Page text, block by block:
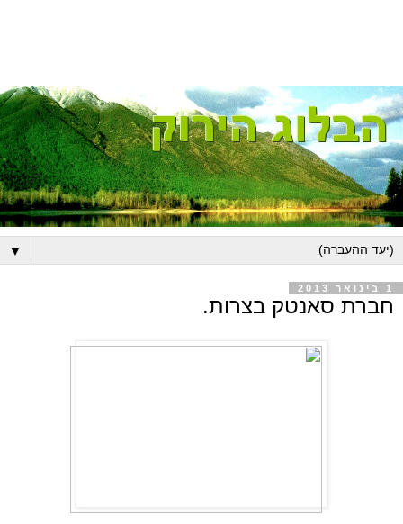
▼
1 בינואר 2013
חברת סאנטק בצרות.